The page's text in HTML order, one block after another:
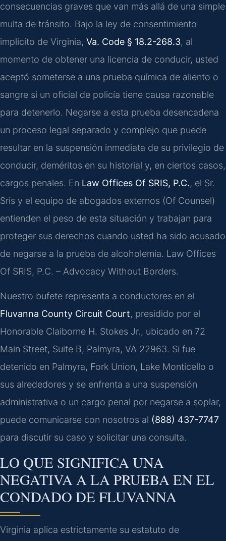
consecuencias graves que van más allá de una simple
multa de tránsito. Bajo la ley de consentimiento
implícito de Virginia, Va. Code § 18.2-268.3, al
momento de obtener una licencia de conducir, usted
aceptó someterse a una prueba química de aliento o
sangre si un oficial de policía tiene causa razonable
para detenerlo. Negarse a esta prueba desencadena
un proceso legal separado y complejo que puede
resultar en la suspensión inmediata de su privilegio de
conducir, deméritos en su historial y, en ciertos casos,
cargos penales. En Law Offices Of SRIS, P.C., el Sr.
Sris y el equipo de abogados externos (Of Counsel)
entienden el peso de esta situación y trabajan para
proteger sus derechos cuando usted ha sido acusado
de negarse a la prueba de alcoholemia. Law Offices
Of SRIS, P.C. – Advocacy Without Borders.
Nuestro bufete representa a conductores en el
Fluvanna County Circuit Court, presidido por el
Honorable Claiborne H. Stokes Jr., ubicado en 72
Main Street, Suite B, Palmyra, VA 22963. Si fue
detenido en Palmyra, Fork Union, Lake Monticello o
sus alrededores y se enfrenta a una suspensión
administrativa o un cargo penal por negarse a soplar,
puede comunicarse con nosotros al (888) 437-7747
para discutir su caso y solicitar una consulta.
LO QUE SIGNIFICA UNA
NEGATIVA A LA PRUEBA EN EL
CONDADO DE FLUVANNA
Virginia aplica estrictamente su estatuto de